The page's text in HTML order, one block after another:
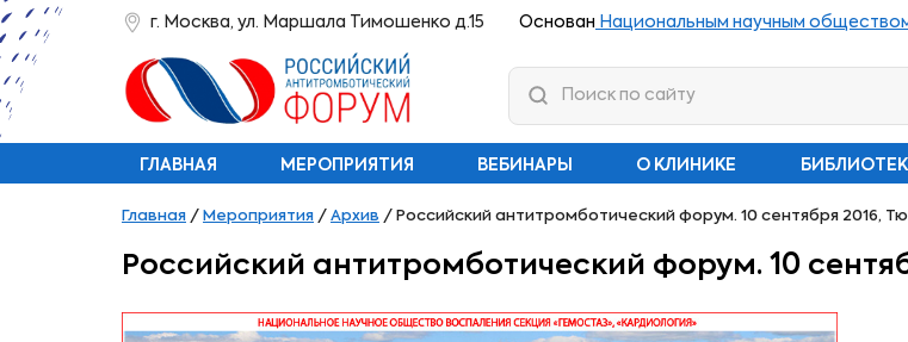
г. Москва, ул. Маршала Тимошенко д.15 Основан Национальным научным
ГЛАВНАЯ МЕРОПРИЯТИЯ ВЕБИНАРЫ О КЛИНИКЕ
Главная / Мероприятия / Архив / Российский антитромботический форум. 10 сентября 2016,
Российский антитромботический форум. 10